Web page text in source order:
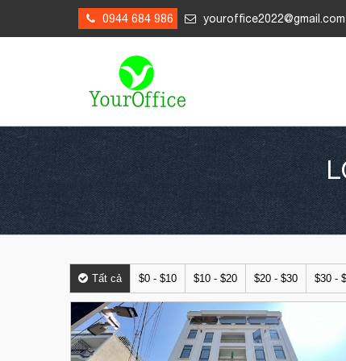
0944 684 986 youroffice2022@gmail.com
Tất cả $0 - $10 $10 - $20 $20 - $30 $30 -